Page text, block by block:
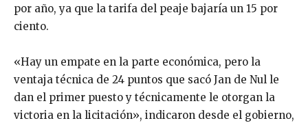
por año, ya que la tarifa del peaje bajaría un 15 por
ciento.
«Hay un empate en la parte económica, pero la
ventaja técnica de 24 puntos que sacó Jan de Nul le
dan el primer puesto y técnicamente le otorgan la
victoria en la licitación», indicaron desde el gobierno,